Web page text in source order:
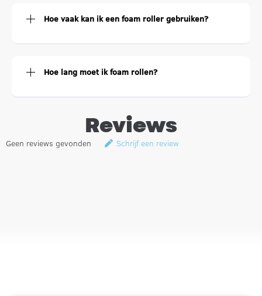
Hoe vaak kan ik een foam roller gebruiken?
Hoe lang moet ik foam rollen?
Reviews
Geen reviews gevonden Schrijf een review